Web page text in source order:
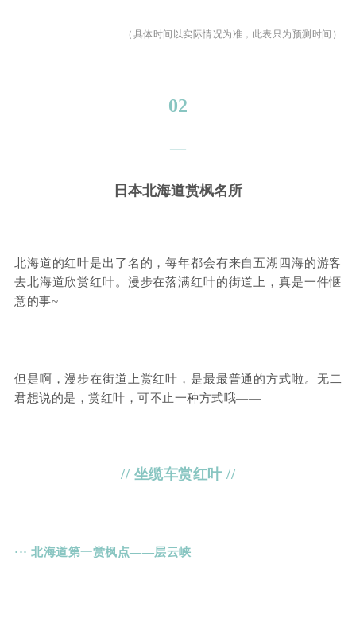
（具体时间以实际情况为准，此表只为预测时间）
02
—
日本北海道赏枫名所
北海道的红叶是出了名的，每年都会有来自五湖四海的游客
去北海道欣赏红叶。漫步在落满红叶的街道上，真是一件惬
意的事~
但是啊，漫步在街道上赏红叶，是最最普通的方式啦。 无二
君想说的是，赏红叶，可不止一种方式哦——
// 坐缆车赏红叶 //
··· 北海道第一赏枫点——层云峡